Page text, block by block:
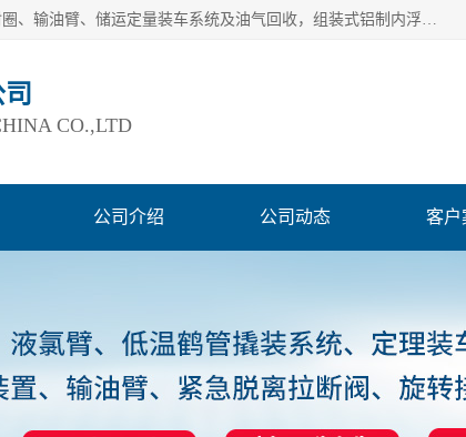
连云港爱德石化机械有限公司主要产品有：鹤管、旋转接头、密封圈、输油臂、储运定量装车系统及油气回收，组装式铝制内浮盘及油罐附件、钢结构栈桥/平台、活动梯、紧急脱离拉断阀等。完备的制造和检测手段以及高素质的员工确保了产品的质量。
CO.,LTD
公司介绍 公司动态 客户